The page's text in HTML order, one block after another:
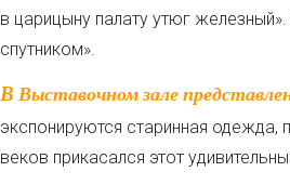
в царицыну палату утюг
спутником».
В Выставочном зале представлено более 200 утюгов. Кроме утюгов на выставке
экспонируются старинная одежда,
веков прикасался этот